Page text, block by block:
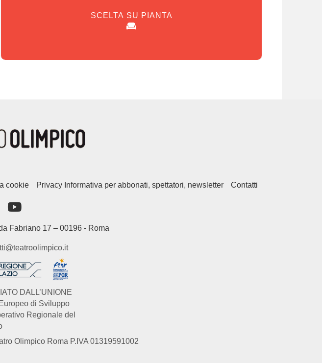
SCELTA SU PIANTA
cookie Privacy Informativa per abbonati, spettatori, newsletter Contatti
Fabriano 17 – 00196 - Roma
DALL’UNIONE
di Sviluppo
Regionale del
Olimpico Roma P.IVA 01319591002